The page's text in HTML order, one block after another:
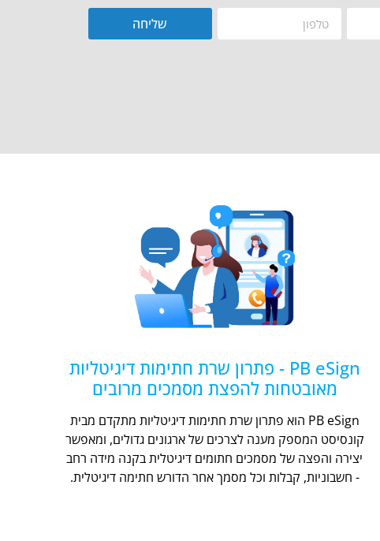
שליחה
PB eSign - פתרון שרת חתימות דיגיטליות
מאובטחות להפצת מסמכים מרובים
PB eSign הוא פתרון שרת חתימות דיגיטליות מתקדם מבית
קונסיסט המספק מענה לצרכים של ארגונים גדולים, ומאפשר
יצירה והפצה של מסמכים חתומים דיגיטלית בקנה מידה רחב
- חשבוניות, קבלות וכל מסמך אחר הדורש חתימה דיגיטלית.